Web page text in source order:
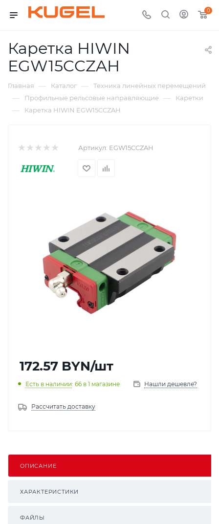
0
Каретка HIWIN
EGW15CCZAH
Главная — Каталог — Техника линейных перемещений
— Профильные рельсовые направляющие — Каретки
— Каретка HIWIN EGW15CCZAH
Артикул: EGW15CCZAH
172.57 BYN/шт
Есть в наличии: 66 в 1 магазине Нашли дешевле?
Рассчитать доставку
ОПИСАНИЕ
ХАРАКТЕРИСТИКИ
ФАЙЛЫ